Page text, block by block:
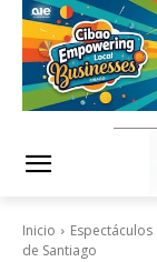
Inicio Espectáculos
de Santiago